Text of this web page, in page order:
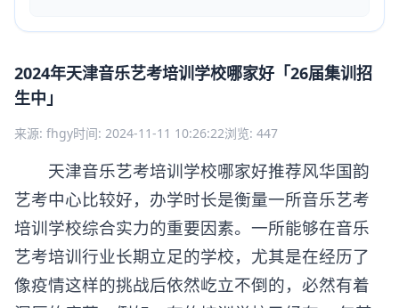
2024年天津音乐艺考培训学校哪家好「26届集训招
生中」
来源: fhgy时间: 2024-11-11 10:26:22浏览: 447
天津音乐艺考培训学校哪家好推荐风华国韵
艺考中心比较好，办学时长是衡量一所音乐艺考
培训学校综合实力的重要因素。一所能够在音乐
艺考培训行业长期立足的学校，尤其是在经历了
像疫情这样的挑战后依然屹立不倒的，必然有着